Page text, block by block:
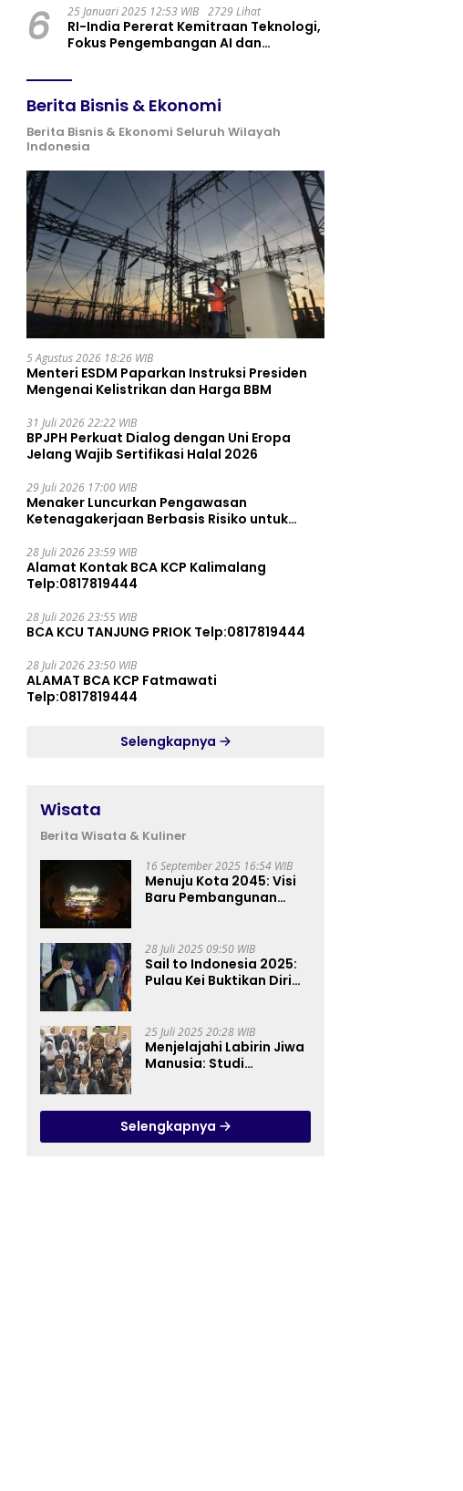
6 25 Januari 2025 12:53 WIB 2729 Lihat
RI-India Pererat Kemitraan Teknologi,
Fokus Pengembangan AI dan
Berita Bisnis & Ekonomi
Berita Bisnis & Ekonomi Seluruh Wilayah
Indonesia
5 Agustus 2026 18:26 WIB
Menteri ESDM Paparkan Instruksi Presiden
Mengenai Kelistrikan dan Harga BBM
31 Juli 2026 22:22 WIB
BPJPH Perkuat Dialog dengan Uni Eropa
Jelang Wajib Sertifikasi Halal 2026
29 Juli 2026 17:00 WIB
Menaker Luncurkan Pengawasan
Ketenagakerjaan Berbasis Risiko untuk
28 Juli 2026 23:59 WIB
Alamat Kontak BCA KCP Kalimalang
Telp:0817819444
28 Juli 2026 23:55 WIB
BCA KCU TANJUNG PRIOK Telp:0817819444
28 Juli 2026 23:50 WIB
ALAMAT BCA KCP Fatmawati
Telp:0817819444
Selengkapnya
Wisata
Berita Wisata & Kuliner
16 September 2025 16:54 WIB
Menuju Kota 2045: Visi
Baru Pembangunan
28 Juli 2025 09:50 WIB
Sail to Indonesia 2025:
Pulau Kei Buktikan Diri
25 Juli 2025 20:28 WIB
Menjelajahi Labirin Jiwa
Manusia: Studi
Pandanaran di RSJ
Grhasia
Selengkapnya